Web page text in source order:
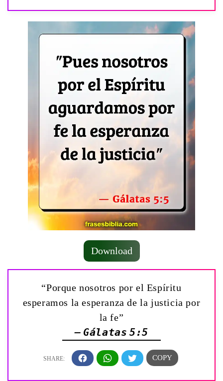
Download
“Porque nosotros por el Espíritu
esperamos la esperanza de la justicia por
la fe”
— Gálatas 5:5